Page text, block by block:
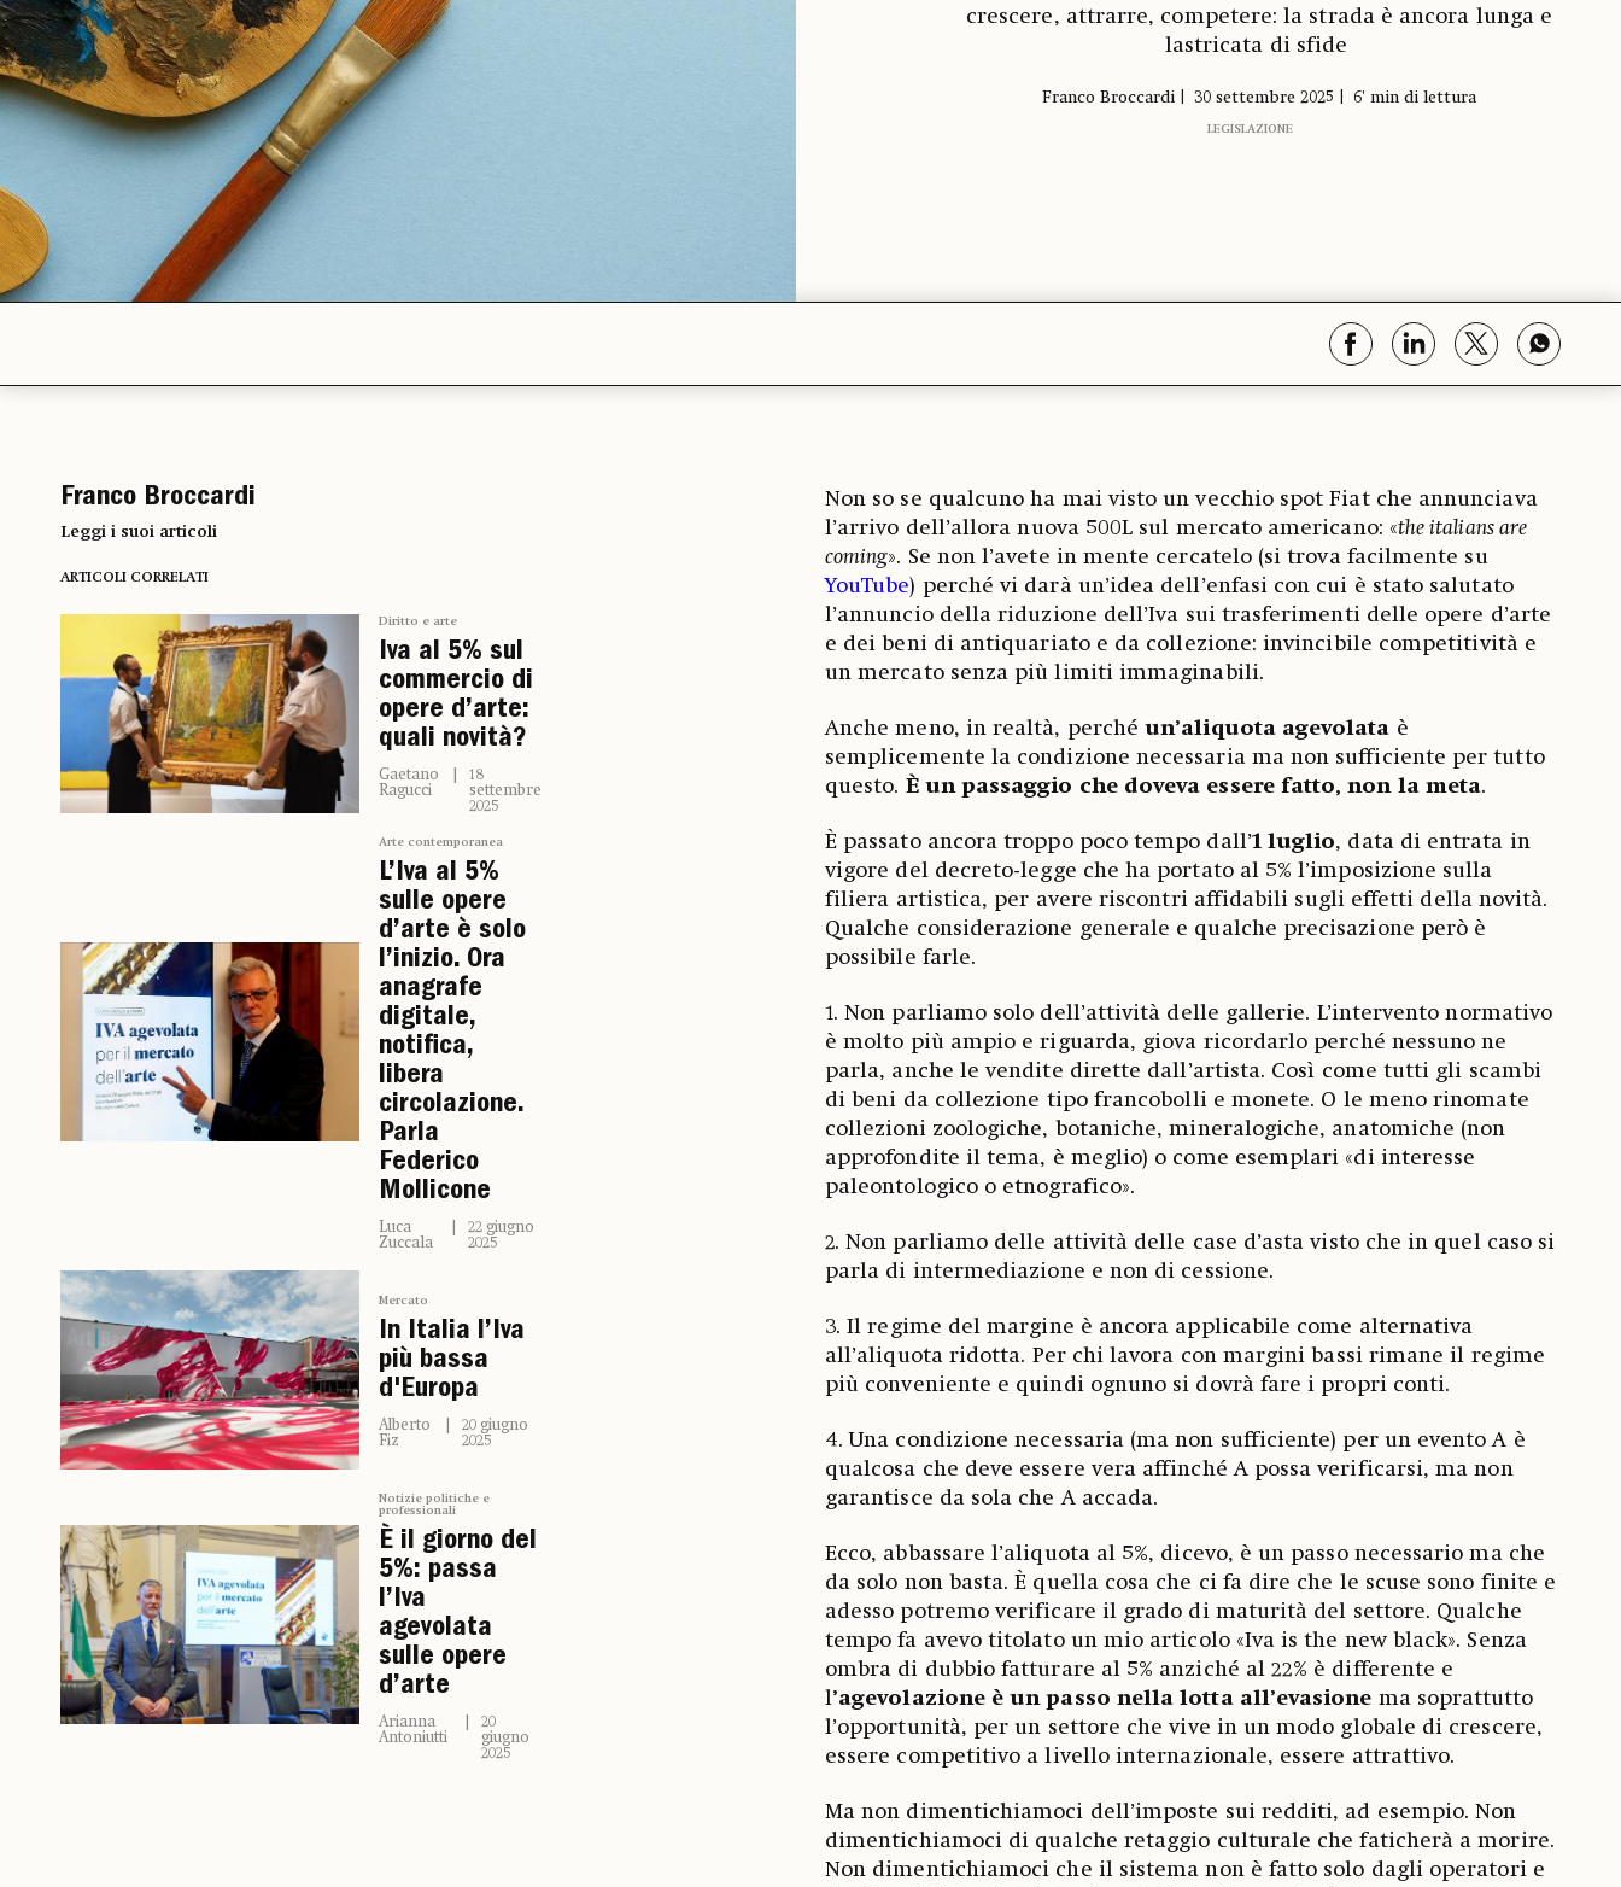
crescere, attrarre, competere: la strada è ancora lunga e
lastricata di sfide
Franco Broccardi 30 settembre 2025 6' min di lettura
LEGISLAZIONE
Franco Broccardi
Leggi i suoi articoli
ARTICOLI CORRELATI
Diritto e arte
Iva al 5% sul
commercio di
opere d’arte:
quali novità?
Gaetano
Ragucci
18
settembre
2025
Arte contemporanea
L’Iva al 5%
sulle opere
d’arte è solo
l’inizio. Ora
anagrafe
digitale,
notifica,
libera
circolazione.
Parla
Federico
Mollicone
Luca
Zuccala
22 giugno
2025
Mercato
In Italia l’Iva
più bassa
d'Europa
Alberto
Fiz
20 giugno
2025
Notizie politiche e
professionali
È il giorno del
5%: passa
l’Iva
agevolata
sulle opere
d’arte
Arianna
Antoniutti
20
giugno
2025
Non so se qualcuno ha mai visto un vecchio spot Fiat che annunciava
l’arrivo dell’allora nuova 500L sul mercato americano: «the italians are
coming». Se non l’avete in mente cercatelo (si trova facilmente su
YouTube) perché vi darà un’idea dell’enfasi con cui è stato salutato
l’annuncio della riduzione dell’Iva sui trasferimenti delle opere d’arte
e dei beni di antiquariato e da collezione: invincibile competitività e
un mercato senza più limiti immaginabili.
Anche meno, in realtà, perchéun’aliquota agevolata è
semplicemente la condizione necessaria ma non sufficiente per tutto
questo. È un passaggio che doveva essere fatto, non la meta.
È passato ancora troppo poco tempo dall’1 luglio, data di entrata in
vigore del decreto-legge che ha portato al 5% l’imposizione sulla
filiera artistica, per avere riscontri affidabili sugli effetti della novità.
Qualche considerazione generale e qualche precisazione però è
possibile farle.
1. Non parliamo solo dell’attività delle gallerie. L’intervento normativo
è molto più ampio e riguarda, giova ricordarlo perché nessuno ne
parla, anche le vendite dirette dall’artista. Così come tutti gli scambi
di beni da collezione tipo francobolli e monete. O le meno rinomate
collezioni zoologiche, botaniche, mineralogiche, anatomiche (non
approfondite il tema, è meglio) o come esemplari «di interesse
paleontologico o etnografico».
2. Non parliamo delle attività delle case d’asta visto che in quel caso si
parla di intermediazione e non di cessione.
3. Il regime del margine è ancora applicabile come alternativa
all’aliquota ridotta. Per chi lavora con margini bassi rimane il regime
più conveniente e quindi ognuno si dovrà fare i propri conti.
4. Una condizione necessaria (ma non sufficiente) per un evento A è
qualcosa che deve essere vera affinché A possa verificarsi, ma non
garantisce da sola che A accada.
Ecco, abbassare l’aliquota al 5%, dicevo, è un passo necessario ma che
da solo non basta. È quella cosa che ci fa dire che le scuse sono finite e
adesso potremo verificare il grado di maturità del settore. Qualche
tempo fa avevo titolato un mio articolo «Iva is the new black». Senza
ombra di dubbio fatturare al 5% anziché al 22% è differente e
l’agevolazione è un passo nella lotta all’evasione ma soprattutto
l’opportunità, per un settore che vive in un modo globale di crescere,
essere competitivo a livello internazionale, essere attrattivo.
Ma non dimentichiamoci dell’imposte sui redditi, ad esempio. Non
dimentichiamoci di qualche retaggio culturale che faticherà a morire.
Non dimentichiamoci che il sistema non è fatto solo dagli operatori e